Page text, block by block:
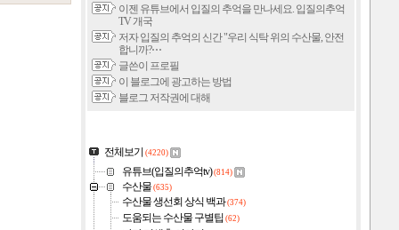
이젠 유튜브에서 입질의 추억을 만나세요. 입질의추억
TV 개국
저자 입질의 추억의 신간 "우리 식탁 위의 수산물, 안전
합니까?⋯
글쓴이 프로필
이 블로그에 광고하는 방법
블로그 저작권에 대해
전체보기 (4220)
유튜브(입질의추억tv)(814)
수산물 (635)
수산물 생선회 상식 백과(374)
도움되는 수산물 구별팁 (62)